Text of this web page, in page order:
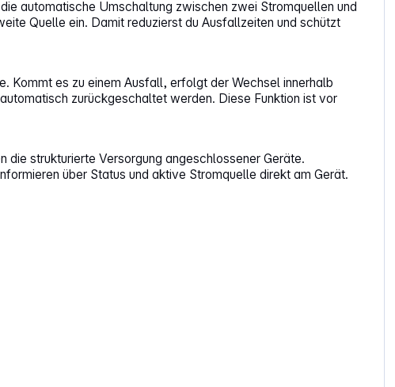
automatische Umschaltung zwischen zwei Stromquellen und
Quelle ein. Damit reduzierst du Ausfallzeiten und schützt
Kommt es zu einem Ausfall, erfolgt der Wechsel innerhalb
zurückgeschaltet werden. Diese Funktion ist vor
die strukturierte Versorgung angeschlossener Geräte.
über Status und aktive Stromquelle direkt am Gerät.